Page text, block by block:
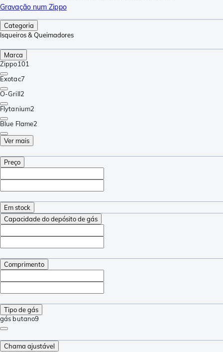
Gravação num Zippo
Categoria
Isqueiros & Queimadores
Marca
Zippo101
Exotac7
O-Grill2
Flytanium2
Blue Flame2
Ver mais
Preço
Em stock
Capacidade do depósito de gás
Comprimento
Tipo de gás
gás butano9
Chama ajustável